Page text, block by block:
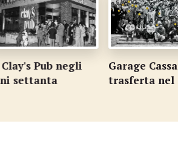
Pub negli
settanta
Garage
trasferta nel